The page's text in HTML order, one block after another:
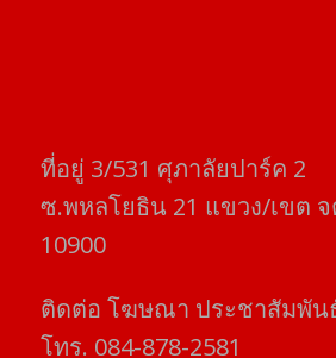
ที่อยู่​ 3/531​ ศุภาลัยปาร์ค​ 2
ซ.พหลโยธิน​ 21​ แขวง/เขต​ จ
10900
ติดต่อ​ โฆษณา​ ประชาสัมพัน
โทร​. 084-878-2581